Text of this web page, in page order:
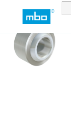
Passer au contenu